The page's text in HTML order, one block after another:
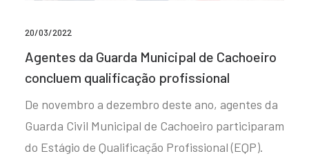
20/03/2022
Agentes da Guarda Municipal de Cachoeiro
concluem qualificação profissional
De novembro a dezembro deste ano, agentes da
Guarda Civil Municipal de Cachoeiro participaram
do Estágio de Qualificação Profissional (EQP).